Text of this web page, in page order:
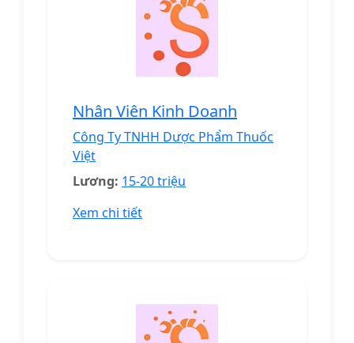
Nhân Viên Kinh Doanh
Công Ty TNHH Dược Phẩm Thuốc
Việt
Lương: 15-20 triệu
Xem chi tiết